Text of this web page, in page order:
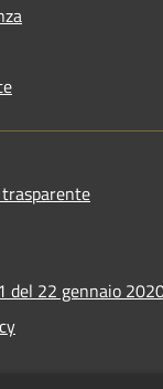
del 22 gennaio